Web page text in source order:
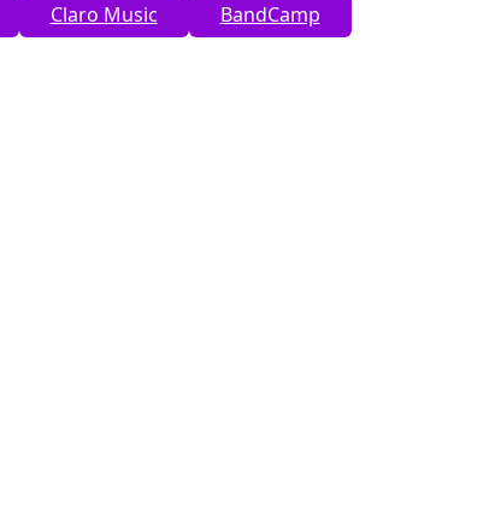
Claro Music BandCamp